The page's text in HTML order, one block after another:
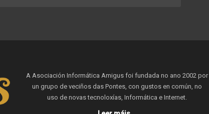
A Asociación Informática Amigus foi fundada no ano 2002 por
un grupo de veciños das Pontes, con gustos en común, no
uso de novas tecnoloxías, Informática e Internet.